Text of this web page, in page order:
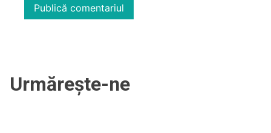
Urmărește-ne